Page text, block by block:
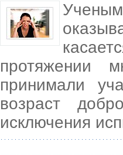
протяжении
принимали
возраст
исключения